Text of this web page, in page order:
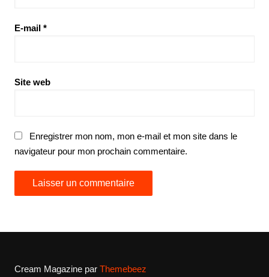
E-mail *
Site web
Enregistrer mon nom, mon e-mail et mon site dans le
navigateur pour mon prochain commentaire.
Cream Magazine par Themebeez